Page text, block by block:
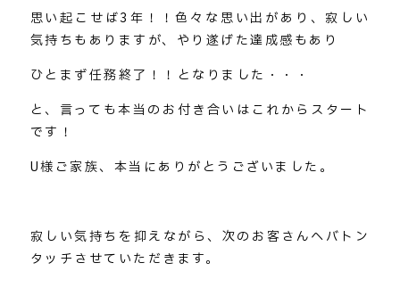
思い起こせば3年！！色々な思い出があり、寂しい
気持ちもありますが、やり遂げた達成感もあり
ひとまず任務終了！！となりました・・・
と、言っても本当のお付き合いはこれからスタート
です！
U様ご家族、本当にありがとうございました。
寂しい気持ちを抑えながら、次のお客さんへバトン
タッチさせていただきます。